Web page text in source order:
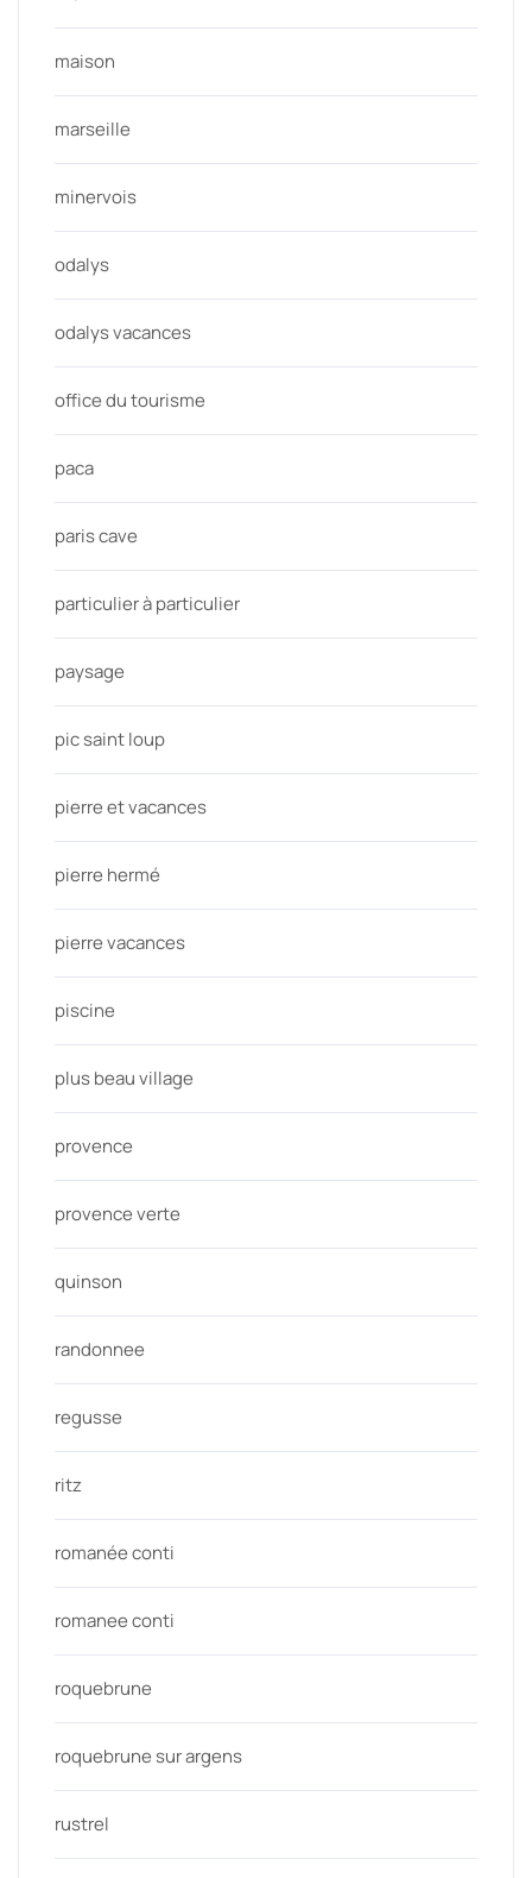
maison
marseille
minervois
odalys
odalys vacances
office du tourisme
paca
paris cave
particulier à particulier
paysage
pic saint loup
pierre et vacances
pierre hermé
pierre vacances
piscine
plus beau village
provence
provence verte
quinson
randonnee
regusse
ritz
romanée conti
romanee conti
roquebrune
roquebrune sur argens
rustrel